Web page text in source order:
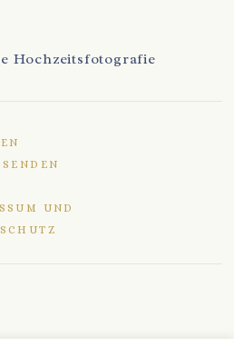
Hochzeitsfotografie
UND